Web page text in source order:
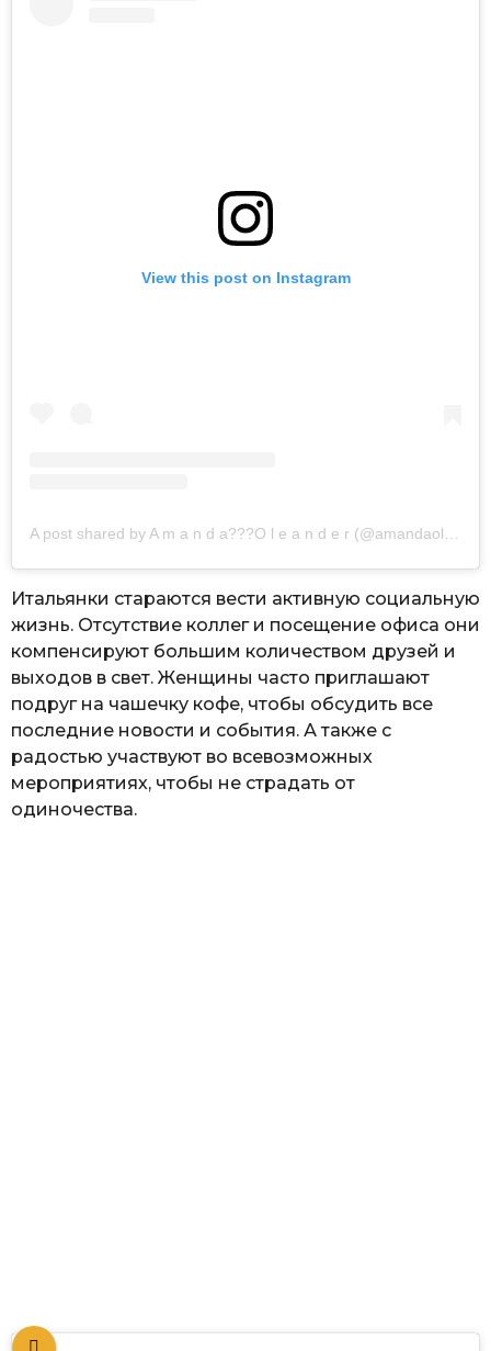
View this post on Instagram
Итальянки стараются вести активную социальную
жизнь. Отсутствие коллег и посещение офиса они
компенсируют большим количеством друзей и
выходов в свет. Женщины часто приглашают
подруг на чашечку кофе, чтобы обсудить все
последние новости и события. А также с
радостью участвуют во всевозможных
мероприятиях, чтобы не страдать от
одиночества.